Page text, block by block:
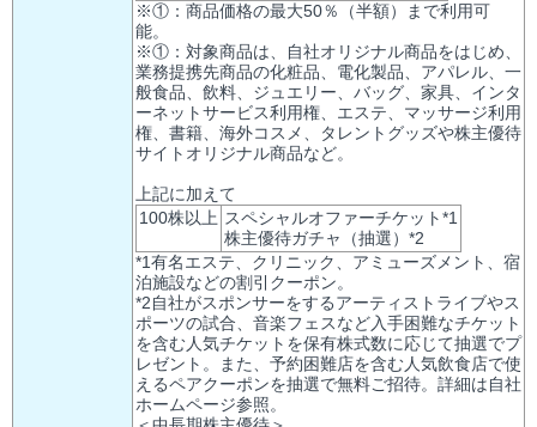
※①：商品価格の最大50％（半額）まで利用可
能。
※①：対象商品は、自社オリジナル商品をはじめ、
業務提携先商品の化粧品、電化製品、アパレル、一
般食品、飲料、ジュエリー、バッグ、家具、インタ
ーネットサービス利用権、エステ、マッサージ利用
権、書籍、海外コスメ、タレントグッズや株主優待
サイトオリジナル商品など。
上記に加えて
100株以上 スペシャルオファーチケット*1
株主優待ガチャ（抽選）*2
*1有名エステ、クリニック、アミューズメント、宿
泊施設などの割引クーポン。
*2自社がスポンサーをするアーティストライブやス
ポーツの試合、音楽フェスなど入手困難なチケット
を含む人気チケットを保有株式数に応じて抽選でプ
レゼント。また、予約困難店を含む人気飲食店で使
えるペアクーポンを抽選で無料ご招待。詳細は自社
ホームページ参照。